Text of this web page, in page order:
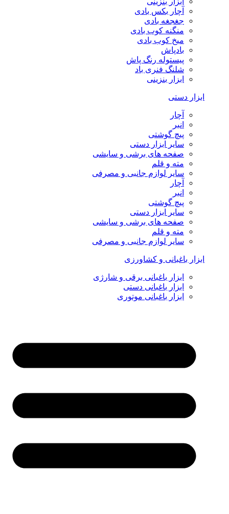
آچار بکس بادی
جغجغه بادی
منگنه کوب بادی
میخ کوب بادی
بادپاش
پیستوله رنگ پاش
شلنگ فنری باد
ابزار بنزینی
ابزار دستی
آچار
انبر
پیچ گوشتی
سایر ابزار دستی
صفحه های برشی و سایشی
مته و قلم
سایر لوازم جانبی و مصرفی
آچار
انبر
پیچ گوشتی
سایر ابزار دستی
صفحه های برشی و سایشی
مته و قلم
سایر لوازم جانبی و مصرفی
ابزار باغبانی و کشاورزی
ابزار باغبانی برقی و شارژی
ابزار باغبانی دستی
ابزار باغبانی موتوری